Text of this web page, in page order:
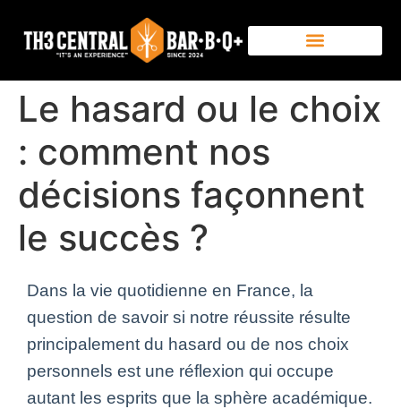
Le hasard ou le choix
: comment nos
décisions façonnent
le succès ?
Dans la vie quotidienne en France, la
question de savoir si notre réussite résulte
principalement du hasard ou de nos choix
personnels est une réflexion qui occupe
autant les esprits que la sphère académique.